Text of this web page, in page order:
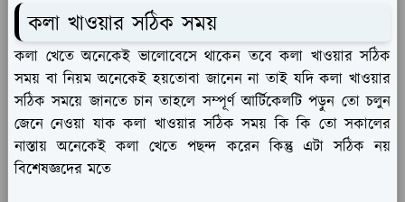
কলা খাওয়ার সঠিক সময়
কলা খেতে অনেকেই ভালোবেসে থাকেন তবে কলা খাওয়ার সঠিক
সময় বা নিয়ম অনেকেই হয়তোবা জানেন না তাই যদি কলা খাওয়ার
সঠিক সময়ে জানতে চান তাহলে সম্পূর্ণ আর্টিকেলটি পড়ুন তো চলুন
জেনে নেওয়া যাক কলা খাওয়ার সঠিক সময় কি কি তো সকালের
নাস্তায় অনেকেই কলা খেতে পছন্দ করেন কিন্তু এটা সঠিক নয়
বিশেষজ্ঞদের মতে